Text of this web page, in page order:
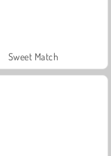
Sweet Match